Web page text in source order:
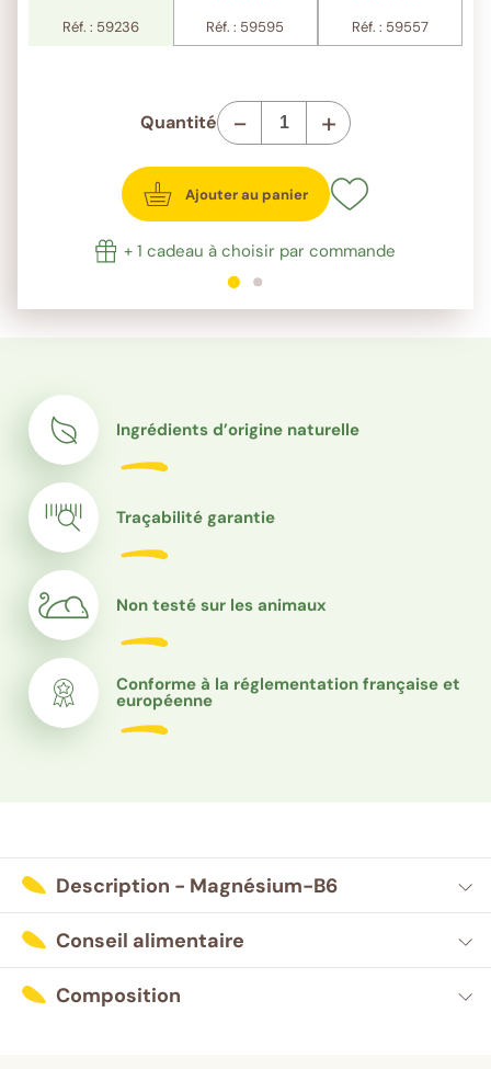
Réf. : 59236 Réf. : 59595 Réf. : 59557
Quantité - +
Ajouter au panier
+ 1 cadeau à choisir par commande
1sur 2 2sur 2
Ingrédients d’origine naturelle
Traçabilité garantie
Non testé sur les animaux
Conforme à la réglementation française et
européenne
Description - Magnésium-B6
Conseil alimentaire
Composition